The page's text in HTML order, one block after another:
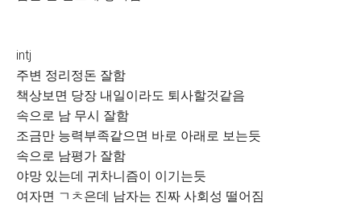
intj
주변 정리정돈 잘함
책상보면 당장 내일이라도 퇴사할것같음
속으로 남 무시 잘함
조금만 능력부족같으면 바로 아래로 보는듯
속으로 남평가 잘함
야망 있는데 귀차니즘이 이기는듯
여자면 ㄱㅊ은데 남자는 진짜 사회성 떨어짐